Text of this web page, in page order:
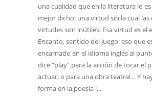
una cualidad que en la literatura lo
mejor dicho: una virtud sin la cual las
virtudes son inútiles. Esa virtud es el
Encanto, sentido del juego: eso que
encarnado en el idioma inglés al
dice “play” para la acción de tocar el
actuar, o para una obra teatral… Y
forma en la poesía i...